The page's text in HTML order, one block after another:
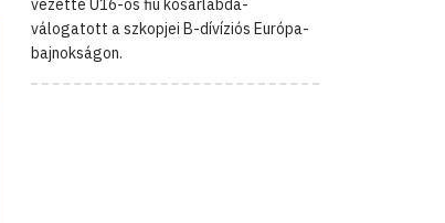
vezette U16-os fiú kosárlabda-
válogatott a szkopjei B-dívíziós Európa-
bajnokságon.